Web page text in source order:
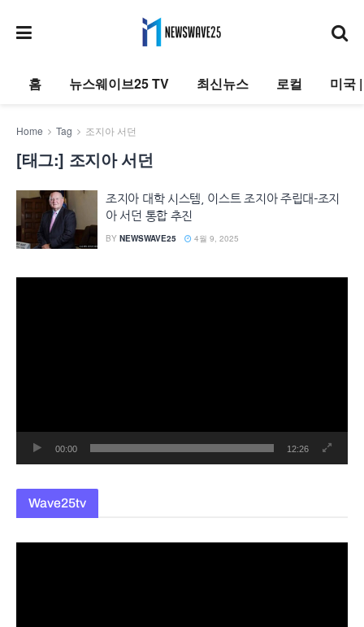
홈 뉴스웨이브25 TV 최신뉴스 로컬 미국
Home Tag 조지아 서던
[태그:] 조지아 서던
조지아 대학 시스템, 이스트 조지아 주립대-조지
아 서던 통합 추진
BY NEWSWAVE25 4월 9, 2025
00:00 12:26
Wave25tv